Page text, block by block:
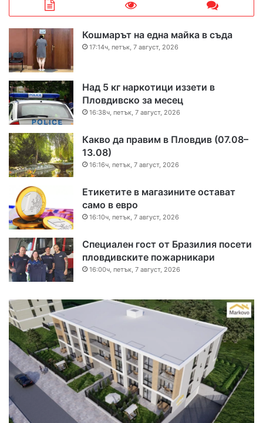
Кошмарът на една майка в съда
17:14ч, петък, 7 август, 2026
Над 5 кг наркотици иззети в
Пловдивско за месец
16:38ч, петък, 7 август, 2026
Какво да правим в Пловдив (07.08–
13.08)
16:16ч, петък, 7 август, 2026
Етикетите в магазините остават
само в евро
16:10ч, петък, 7 август, 2026
Специален гост от Бразилия посети
пловдивските пожарникари
16:00ч, петък, 7 август, 2026